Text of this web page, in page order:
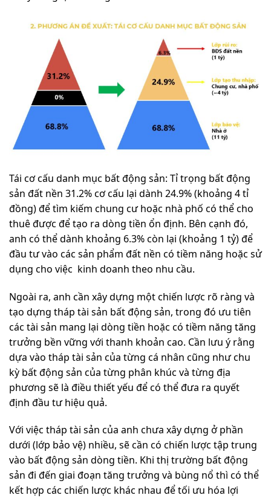
Tái cơ cấu danh mục bất động sản: Tỉ trọng bất động
sản đất nền 31.2% cơ cấu lại dành 24.9% (khoảng 4 tỉ
đồng) để tìm kiếm chung cư hoặc nhà phố có thể cho
thuê được để tạo ra dòng tiền ổn định. Bên cạnh đó,
anh có thể dành khoảng 6.3% còn lại (khoảng 1 tỷ) để
đầu tư vào các sản phẩm đất nền có tiềm năng hoặc sử
dụng cho việc kinh doanh theo nhu cầu.
Ngoài ra, anh cần xây dựng một chiến lược rõ ràng và
tạo dựng tháp tài sản bất động sản, trong đó ưu tiên
các tài sản mang lại dòng tiền hoặc có tiềm năng tăng
trưởng bền vững với thanh khoản cao. Cần lưu ý rằng
dựa vào tháp tài sản của từng cá nhân cũng như chu
kỳ bất động sản của từng phân khúc và từng địa
phương sẽ là điều thiết yếu để có thể đưa ra quyết
định đầu tư hiệu quả.
Với việc tháp tài sản của anh chưa xây dựng ở phần
dưới (lớp bảo vệ) nhiều, sẽ cần có chiến lược tập trung
vào bất động sản dòng tiền. Khi thị trường bất động
sản đi đến giai đoạn tăng trưởng và bùng nổ thì có thể
kết hợp các chiến lược khác nhau để tối ưu hóa lợi